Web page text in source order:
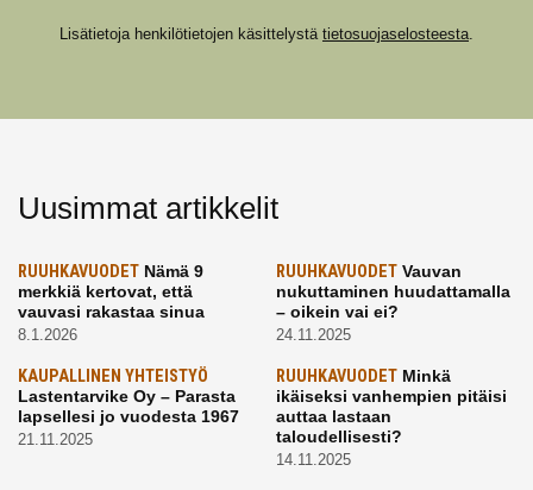
Lisätietoja henkilötietojen käsittelystä tietosuojaselosteesta.
Uusimmat artikkelit
RUUHKAVUODET Nämä 9
merkkiä kertovat, että
vauvasi rakastaa sinua
8.1.2026
RUUHKAVUODETVauvan
nukuttaminen huudattamalla
– oikein vai ei?
24.11.2025
KAUPALLINEN YHTEISTYÖ
Lastentarvike Oy – Parasta
lapsellesi jo vuodesta 1967
21.11.2025
RUUHKAVUODETMinkä
ikäiseksi vanhempien pitäisi
auttaa lastaan
taloudellisesti?
14.11.2025